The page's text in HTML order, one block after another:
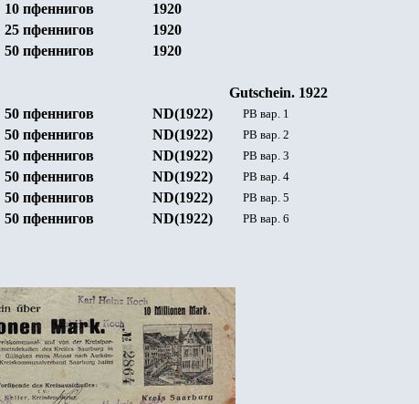
10 пфеннигов 1920
25 пфеннигов 1920
50 пфеннигов 1920
Gutschein. 1922
50 пфеннигов ND(1922) РВ вар. 1
50 пфеннигов ND(1922) РВ вар. 2
50 пфеннигов ND(1922) РВ вар. 3
50 пфеннигов ND(1922) РВ вар. 4
50 пфеннигов ND(1922) РВ вар. 5
50 пфеннигов ND(1922) РВ вар. 6